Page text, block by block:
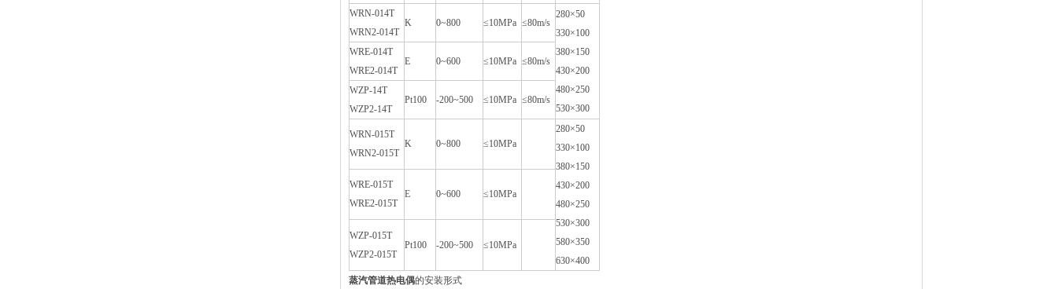
WRN-014T
WRN2-014T
K 0~800 ≤10MPa ≤80m/s
280×50
330×100
380×150
430×200
480×250
530×300
WRE-014T
WRE2-014T
E 0~600 ≤10MPa ≤80m/s
WZP-14T
WZP2-14T
Pt100 -200~500 ≤10MPa ≤80m/s
WRN-015T
WRN2-015T
K 0~800 ≤10MPa
280×50
330×100
380×150
430×200
480×250
530×300
580×350
630×400
WRE-015T
WRE2-015T
E 0~600 ≤10MPa
WZP-015T
WZP2-015T
Pt100 -200~500 ≤10MPa
蒸汽管道热电偶的安装形式